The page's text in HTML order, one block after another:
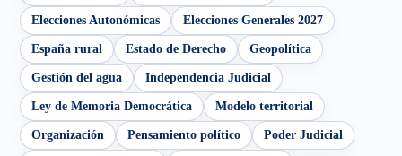
Elecciones Autonómicas Elecciones Generales 2027
España rural Estado de Derecho Geopolítica
Gestión del agua Independencia Judicial
Ley de Memoria Democrática Modelo territorial
Organización Pensamiento político Poder Judicial